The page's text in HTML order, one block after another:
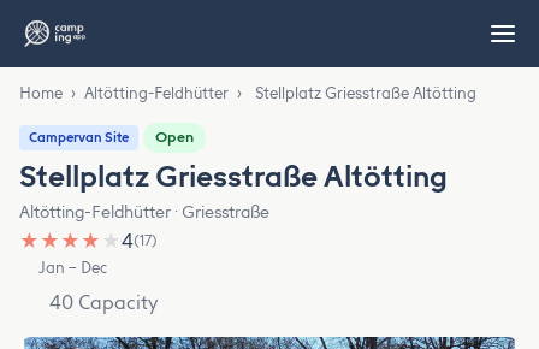
Home › Altötting-Feldhütter › Stellplatz Griesstraße Altötting
Campervan Site Open
Stellplatz Griesstraße Altötting
Altötting-Feldhütter · Griesstraße
★ ★ ★ ★ ★4(17)
Jan – Dec
40 Capacity